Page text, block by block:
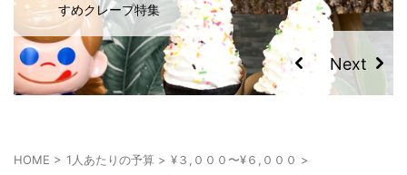
ランキング！小倉トーストや
人気店
HOME > 1人あたりの予算 > ¥３,０００〜¥６,０００ >